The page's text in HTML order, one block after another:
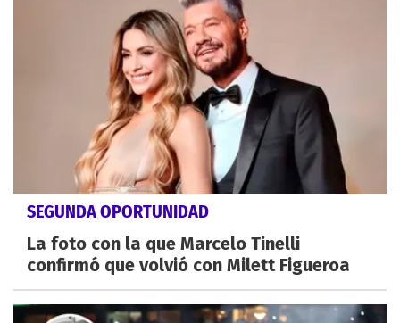
SEGUNDA OPORTUNIDAD
La foto con la que Marcelo Tinelli
confirmó que volvió con Milett Figueroa